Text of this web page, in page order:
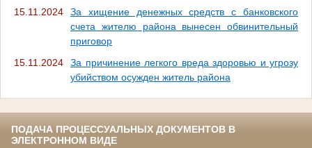
15.11.2024
За хищение денежных средств с банковского
счета жителю района вынесен обвинительный
приговор
15.11.2024
За причинение легкого вреда здоровью и угрозу
убийством осужден житель района
ПОДАЧА ПРОЦЕССУАЛЬНЫХ ДОКУМЕНТОВ В
ЭЛЕКТРОННОМ ВИДЕ